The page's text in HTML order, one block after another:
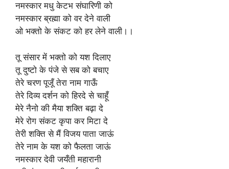
नमस्कार मधु केटभ संघारिणी को
नमस्कार ब्रह्मा को वर देने वाली
ओ भक्तो के संकट को हर लेने वाली।।
तू संसार में भक्तो को यश दिलाए
तू दुष्टो के पंजे से सब को बचाए
तेरे चरण पूजूँ तेरा नाम गाऊँ
तेरे दिव्य दर्शन को हिरदे से चाहूँ
मेरे नैनो की मैया शक्ति बढ़ा दे
मेरे रोग संकट कृपा कर मिटा दे
तेरी शक्ति से मैं विजय पाता जाऊं
तेरे नाम के यश को फैलता जाऊं
नमस्कार देवी जयँती महारानी